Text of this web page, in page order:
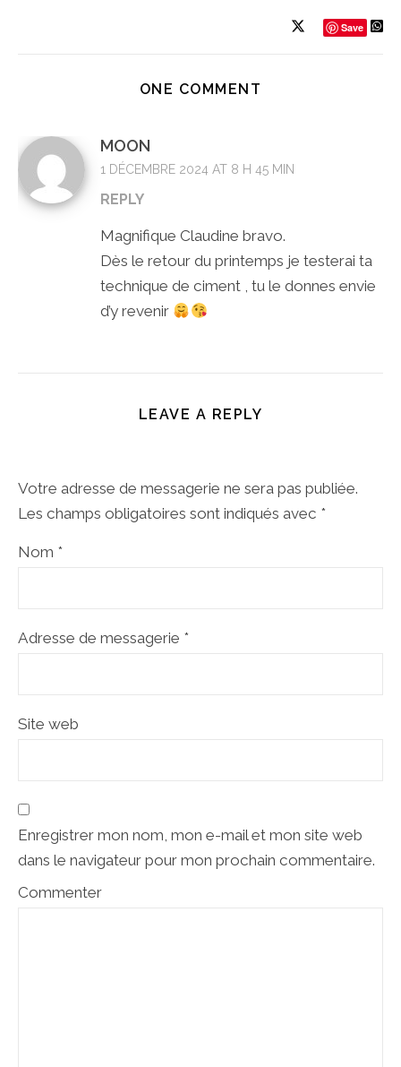
Save
ONE COMMENT
MOON
1 DÉCEMBRE 2024 AT 8 H 45 MIN
REPLY
Magnifique Claudine bravo.
Dès le retour du printemps je testerai ta
technique de ciment , tu le donnes envie
d’y revenir
LEAVE A REPLY
Votre adresse de messagerie ne sera pas publiée.
Les champs obligatoires sont indiqués avec *
Nom *
Adresse de messagerie *
Site web
Enregistrer mon nom, mon e-mail et mon site web
dans le navigateur pour mon prochain commentaire.
Commenter